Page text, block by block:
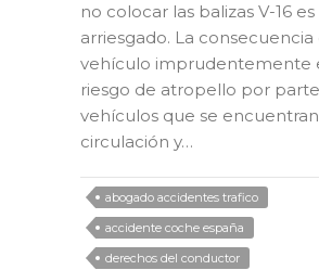
no colocar las balizas V-16 es
arriesgado. La consecuencia
vehículo imprudentemente
riesgo de atropello por
vehículos que se
circulación y…
abogado accidentes trafico
accidente coche españa
derechos del conductor